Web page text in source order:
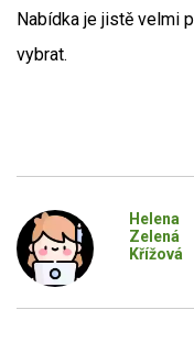
Nabídka je jistě velmi
vybrat.
Helena
Zelená
Křížová